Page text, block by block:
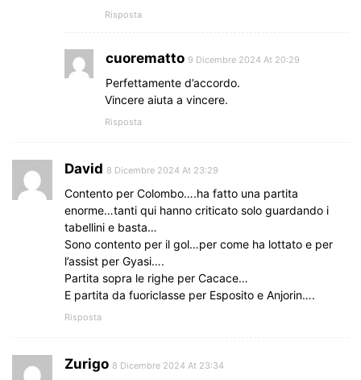
Risposta
cuorematto 9 Dicembre 2024 At 20:29
Perfettamente d’accordo.
Vincere aiuta a vincere.
Risposta
David 8 Dicembre 2024 At 23:29
Contento per Colombo….ha fatto una partita
enorme…tanti qui hanno criticato solo guardando i
tabellini e basta…
Sono contento per il gol…per come ha lottato e per
l’assist per Gyasi….
Partita sopra le righe per Cacace…
E partita da fuoriclasse per Esposito e Anjorin….
Risposta
Zurigo 8 Dicembre 2024 At 23:34